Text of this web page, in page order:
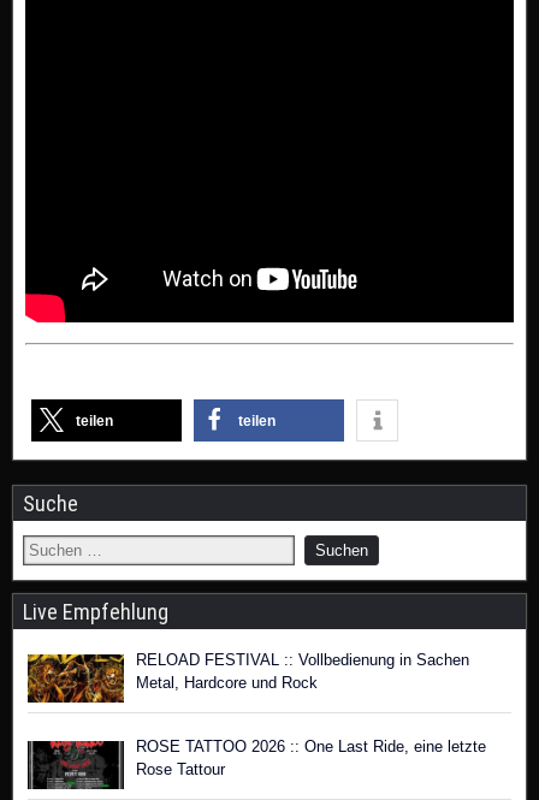
teilen teilen
Suche
Live Empfehlung
RELOAD FESTIVAL :: Vollbedienung in Sachen
Metal, Hardcore und Rock
ROSE TATTOO 2026 :: One Last Ride, eine letzte
Rose Tattour